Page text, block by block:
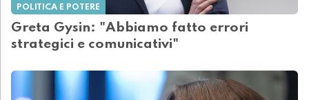
POLITICA E POTERE
Greta Gysin: "Abbiamo fatto errori
strategici e comunicativi"